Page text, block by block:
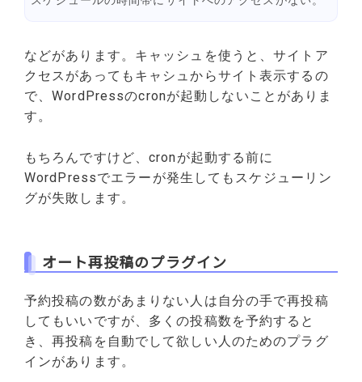
などがあります。キャッシュを使うと、サイトア
クセスがあってもキャシュからサイト表示するの
で、WordPressのcronが起動しないことがありま
す。
もちろんですけど、cronが起動する前に
WordPressでエラーが発生してもスケジューリン
グが失敗します。
オート再投稿のプラグイン
予約投稿の数があまりない人は自分の手で再投稿
してもいいですが、多くの投稿数を予約すると
き、再投稿を自動でして欲しい人のためのプラグ
インがあります。